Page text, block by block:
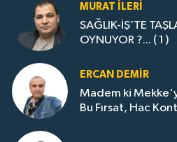
MURAT İLERI
SAĞLIK-İŞ’TE
OYNUYOR ?... ( 1 )
ERCAN DEMIR
Madem ki
Bu Fırsat, Hac